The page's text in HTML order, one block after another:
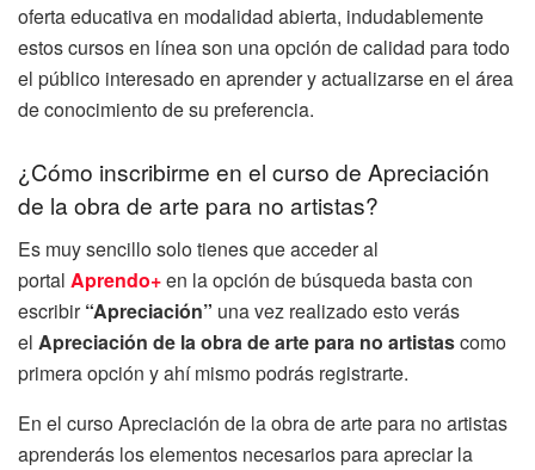
oferta educativa en modalidad abierta, indudablemente
estos cursos en línea son una opción de calidad para todo
el público interesado en aprender y actualizarse en el área
de conocimiento de su preferencia.
¿Cómo inscribirme en el curso de Apreciación
de la obra de arte para no artistas?
Es muy sencillo solo tienes que acceder al
portal Aprendo+en la opción de búsqueda basta con
escribir“Apreciación” una vez realizado esto verás
el Apreciación de la obra de arte para no artistascomo
primera opción y ahí mismo podrás registrarte.
En el curso Apreciación de la obra de arte para no artistas
aprenderás los elementos necesarios para apreciar la